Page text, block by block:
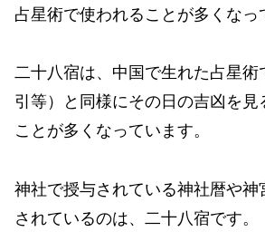
占星術で使われることが多くなっ
二十八宿は、中国で生れた占星術
引等）と同様にその日の吉凶を見
ことが多くなっています。
神社で授与されている神社暦や神
されているのは、二十八宿です。